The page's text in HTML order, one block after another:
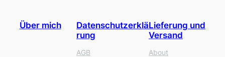
Über mich
Datenschutzerklä
rung
AGB
Lieferung und
Versand
About